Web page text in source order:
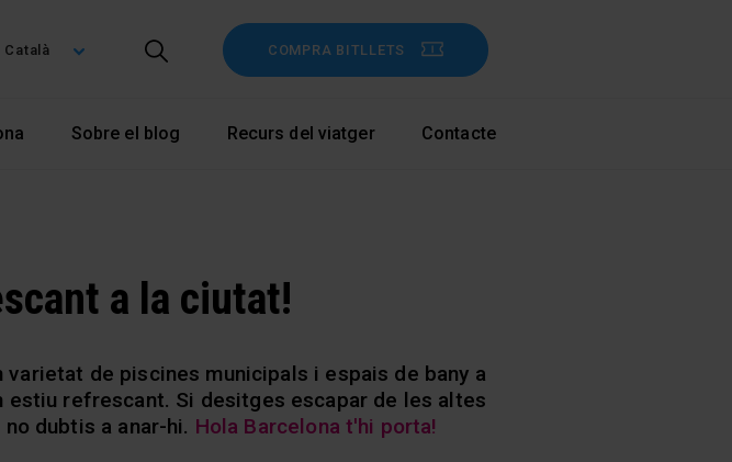
COMPRA BITLLETS
Català
Sobre el blog Recurs del viatger Contacte
a la ciutat!
de piscines municipals i espais de bany a
refrescant. Si desitges escapar de les altes
dubtis a anar-hi. Hola Barcelona t'hi porta!